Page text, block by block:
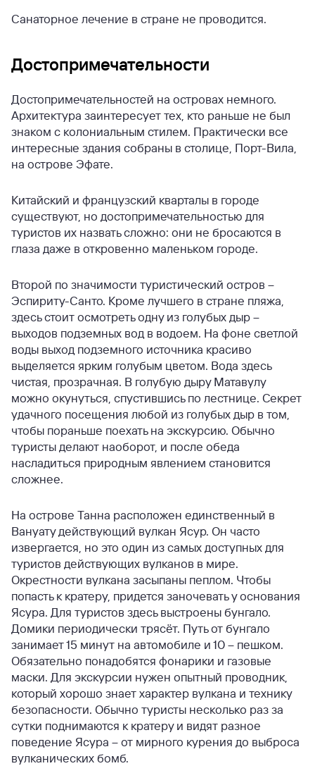
Санаторное лечение в стране не проводится.
Достопримечательности
Достопримечательностей на островах немного.
Архитектура заинтересует тех, кто раньше не был
знаком с колониальным стилем. Практически все
интересные здания собраны в столице, Порт-Вила,
на острове Эфате.
Китайский и французский кварталы в городе
существуют, но достопримечательностью для
туристов их назвать сложно: они не бросаются в
глаза даже в откровенно маленьком городе.
Второй по значимости туристический остров –
Эспириту-Санто. Кроме лучшего в стране пляжа,
здесь стоит осмотреть одну из голубых дыр –
выходов подземных вод в водоем. На фоне светлой
воды выход подземного источника красиво
выделяется ярким голубым цветом. Вода здесь
чистая, прозрачная. В голубую дыру Матавулу
можно окунуться, спустившись по лестнице. Секрет
удачного посещения любой из голубых дыр в том,
чтобы пораньше поехать на экскурсию. Обычно
туристы делают наоборот, и после обеда
насладиться природным явлением становится
сложнее.
На острове Танна расположен единственный в
Вануату действующий вулкан Ясур. Он часто
извергается, но это один из самых доступных для
туристов действующих вулканов в мире.
Окрестности вулкана засыпаны пеплом. Чтобы
попасть к кратеру, придется заночевать у основания
Ясура. Для туристов здесь выстроены бунгало.
Домики периодически трясёт. Путь от бунгало
занимает 15 минут на автомобиле и 10 – пешком.
Обязательно понадобятся фонарики и газовые
маски. Для экскурсии нужен опытный проводник,
который хорошо знает характер вулкана и технику
безопасности. Обычно туристы несколько раз за
сутки поднимаются к кратеру и видят разное
поведение Ясура – от мирного курения до выброса
вулканических бомб.